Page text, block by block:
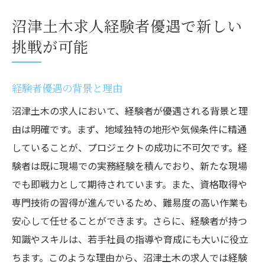
沼津土木求人経験者優遇で新しい
挑戦が可能
経験者優遇の背景と理由
沼津土木の求人において、経験者が優遇される背景と理
由は明確です。まず、地域独特の地形や気候条件に精通
していることが、プロジェクトの成功に不可欠です。経
験者は既に現場での実務経験を積んでおり、新たな現場
でも即戦力として期待されています。また、資格取得や
専門技術の習得が進んでいるため、難易度の高い作業も
安心して任せることができます。さらに、経験者が持つ
知識やスキルは、若手社員の指導や育成にも大いに役立
ちます。このような理由から、沼津土木の求人では経験